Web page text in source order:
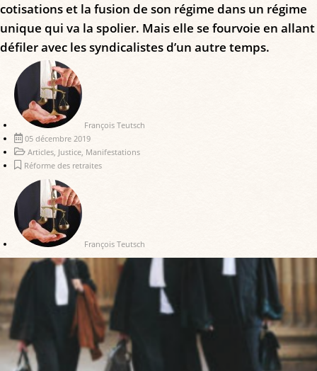
cotisations et la fusion de son régime dans un régime
unique qui va la spolier. Mais elle se fourvoie en allant
défiler avec les syndicalistes d’un autre temps.
François Teutsch
05 décembre 2019
Articles, Justice, Manifestations
Réforme des retraites
François Teutsch